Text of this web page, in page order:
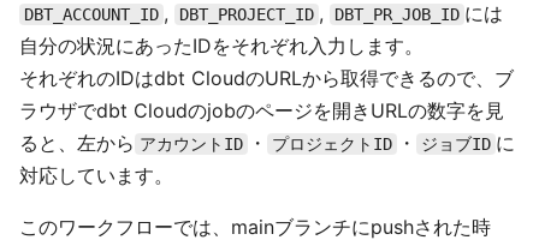
DBT_ACCOUNT_ID , DBT_PROJECT_ID , DBT_PR_JOB_ID には
自分の状況にあったIDをそれぞれ入力します。
それぞれのIDはdbt CloudのURLから取得できるので、ブ
ラウザでdbt Cloudのjobのページを開きURLの数字を見
ると、左から アカウントID ・ プロジェクトID ・ ジョブID に
対応しています。
このワークフローでは、mainブランチにpushされた時